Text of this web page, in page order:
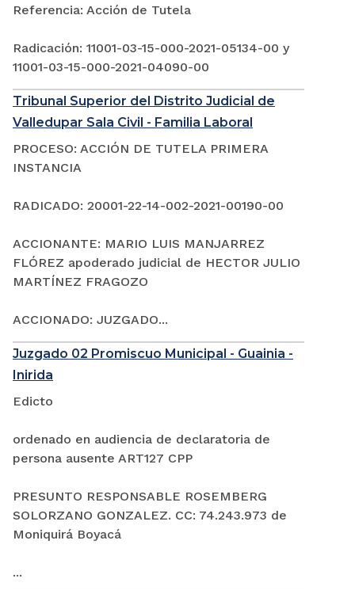
Referencia: Acción de Tutela
Radicación: 11001-03-15-000-2021-05134-00 y
11001-03-15-000-2021-04090-00
Tribunal Superior del Distrito Judicial de
Valledupar Sala Civil - Familia Laboral
PROCESO: ACCIÓN DE TUTELA PRIMERA
INSTANCIA
RADICADO: 20001-22-14-002-2021-00190-00
ACCIONANTE: MARIO LUIS MANJARREZ
FLÓREZ apoderado judicial de HECTOR JULIO
MARTÍNEZ FRAGOZO
ACCIONADO: JUZGADO...
Juzgado 02 Promiscuo Municipal - Guainia -
Inirida
Edicto
ordenado en audiencia de declaratoria de
persona ausente ART127 CPP
PRESUNTO RESPONSABLE ROSEMBERG
SOLORZANO GONZALEZ. CC: 74.243.973 de
Moniquirá Boyacá
...